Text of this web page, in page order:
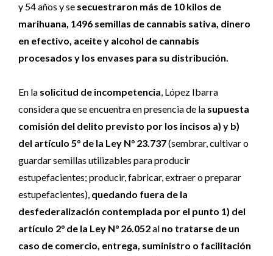
y 54 años y se secuestraron más de 10 kilos de
marihuana, 1496 semillas de cannabis sativa, dinero
en efectivo, aceite y alcohol de cannabis
procesados y los envases para su distribución.
En la solicitud de incompetencia, López Ibarra
considera que se encuentra en presencia de la supuesta
comisión del delito previsto por los incisos a) y b)
del artículo 5° de la Ley N° 23.737(sembrar, cultivar o
guardar semillas utilizables para producir
estupefacientes; producir, fabricar, extraer o preparar
estupefacientes), quedando fuera de la
desfederalización contemplada por el punto 1) del
artículo 2° de la Ley N° 26.052al no tratarse de un
caso de comercio, entrega, suministro o facilitación